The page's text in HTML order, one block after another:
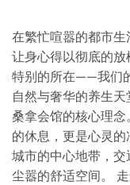
在繁忙喧嚣的都市生
让身心得以彻底的
特别的所在——我们
自然与奢华的养生
桑拿会馆的核心理
的休息，更是心灵
城市的中心地带，
尘嚣的舒适空间。